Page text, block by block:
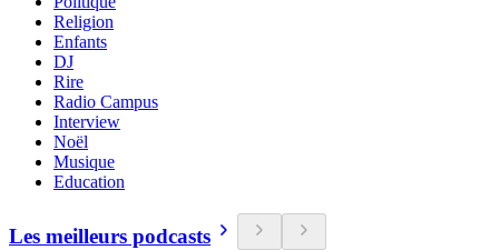
Religion
Enfants
DJ
Rire
Radio Campus
Interview
Noël
Musique
Education
Les meilleurs podcasts